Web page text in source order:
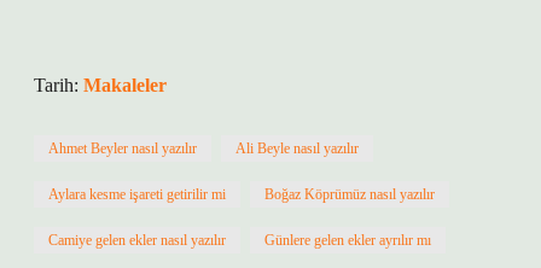
Tarih: Makaleler
Ahmet Beyler nasıl yazılır Ali Beyle nasıl yazılır
Aylara kesme işareti getirilir mi Boğaz Köprümüz nasıl yazılır
Camiye gelen ekler nasıl yazılır Günlere gelen ekler ayrılır mı